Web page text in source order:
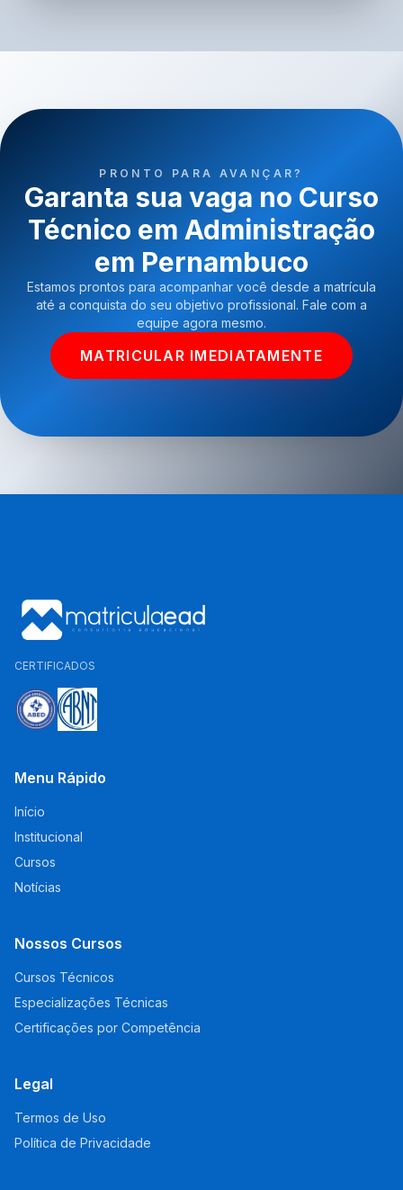
PRONTO PARA AVANÇAR?
Garanta sua vaga no Curso
Técnico em Administração
em Pernambuco
Estamos prontos para acompanhar você desde a matrícula
até a conquista do seu objetivo profissional. Fale com a
equipe agora mesmo.
MATRICULAR IMEDIATAMENTE
CERTIFICADOS
Menu Rápido
Início
Institucional
Cursos
Notícias
Nossos Cursos
Cursos Técnicos
Especializações Técnicas
Certificações por Competência
Legal
Termos de Uso
Política de Privacidade